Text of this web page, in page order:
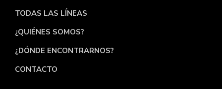
TODAS LAS LÍNEAS
¿QUIÉNES SOMOS?
¿DÓNDE ENCONTRARNOS?
CONTACTO